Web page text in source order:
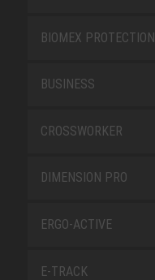
BIOMEX PROTECTION
BUSINESS
CROSSWORKER
DIMENSION PRO
ERGO-ACTIVE
E-TRACK